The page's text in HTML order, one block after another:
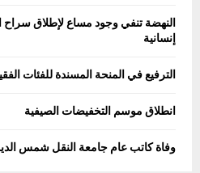
النهضة تنفي وجود مساع لإطلاق
إنسانية
الترفيع في المنحة المسندة للفئات الفقيرة إلى
انطلاق موسم التخفيضات الصيفية
وفاة كاتب عام جامعة النقل شمس